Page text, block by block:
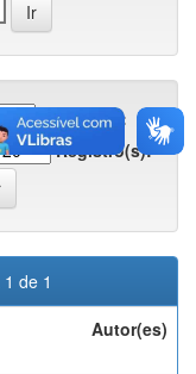
Em ordem:
Registro(s):
de 1
Autor(es)